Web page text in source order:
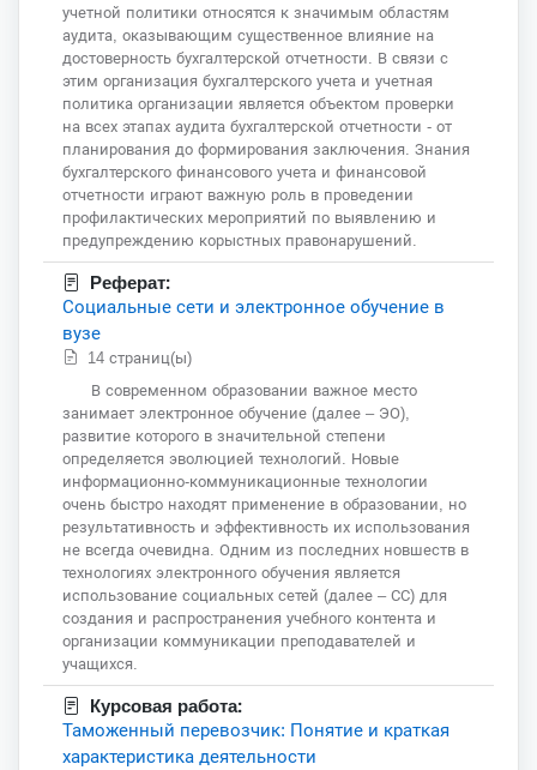
учетной политики относятся к значимым областям
аудита, оказывающим существенное влияние на
достоверность бухгалтерской отчетности. В связи с
этим организация бухгалтерского учета и учетная
политика организации является объектом проверки
на всех этапах аудита бухгалтерской отчетности - от
планирования до формирования заключения. Знания
бухгалтерского финансового учета и финансовой
отчетности играют важную роль в проведении
профилактических мероприятий по выявлению и
предупреждению корыстных правонарушений.
Реферат:
Социальные сети и электронное обучение в
вузе
14 страниц(ы)
В современном образовании важное место
занимает электронное обучение (далее – ЭО),
развитие которого в значительной степени
определяется эволюцией технологий. Новые
информационно-коммуникационные технологии
очень быстро находят применение в образовании, но
результативность и эффективность их использования
не всегда очевидна. Одним из последних новшеств в
технологиях электронного обучения является
использование социальных сетей (далее – СС) для
создания и распространения учебного контента и
организации коммуникации преподавателей и
учащихся.
Курсовая работа:
Таможенный перевозчик: Понятие и краткая
характеристика деятельности